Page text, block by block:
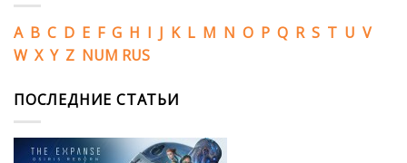
A B C D E F G H I J K L M N O P Q R S T U V
W X Y Z NUM RUS
ПОСЛЕДНИЕ СТАТЬИ